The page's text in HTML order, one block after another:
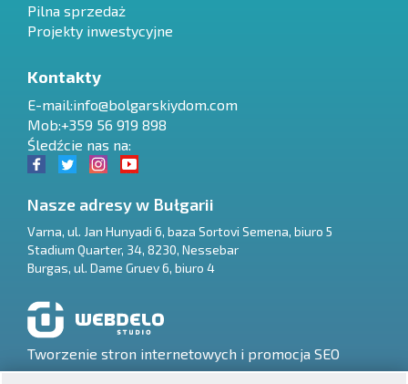
$
₽
PL
Pilna sprzedaż
Projekty inwestycyjne
Kontakty
E-mail:info@bolgarskiydom.com
Mob:+359 56 919 898
Śledźcie nas na:
Nasze adresy w Bułgarii
Varna, ul. Jan Hunyadi 6, baza Sortovi Semena, biuro 5
Stadium Quarter, 34, 8230, Nessebar
Burgas, ul. Dame Gruev 6, biuro 4
Tworzenie stron internetowych i promocja SEO